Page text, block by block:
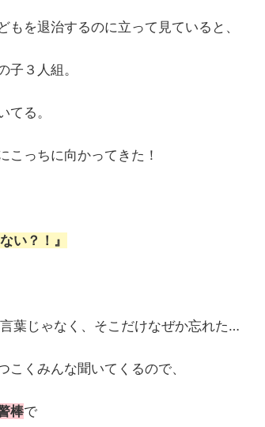
もを退治するのに立って見ていると、
子３人組。
てる。
こっちに向かってきた！
？！』
じゃなく、そこだけなぜか忘れた…
こくみんな聞いてくるので、
棒で